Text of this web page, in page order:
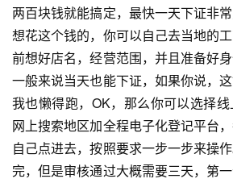
两百块钱就能搞定，最快一天下证非
想花这个钱的，你可以自己去当地的
前想好店名，经营范围，并且准备好身
一般来说当天也能下证，如果你说，这
我也懒得跑，OK，那么你可以选择
网上搜索地区加全程电子化登记平台
自己点进去，按照要求一步一步来操
完，但是审核通过大概需要三天，第